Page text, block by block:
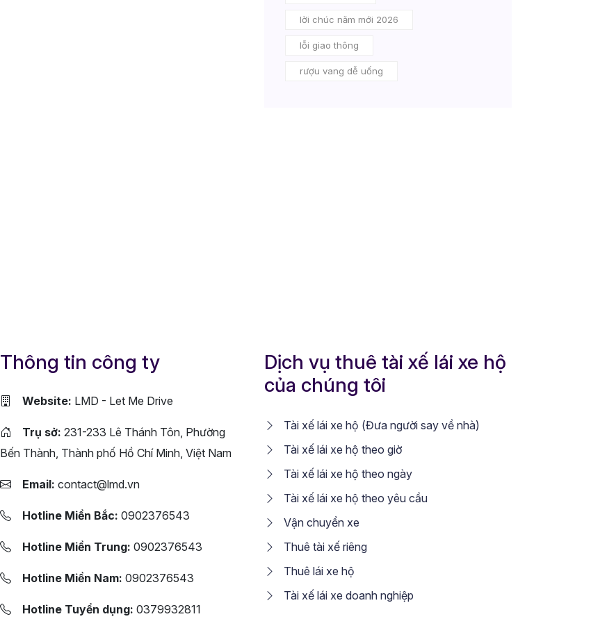
lời chúc năm mới 2026
lỗi giao thông
rượu vang dễ uống
Thông tin công ty
Website: LMD - Let Me Drive
Trụ sở: 231-233 Lê Thánh Tôn, Phường
Bến Thành, Thành phố Hồ Chí Minh, Việt Nam
Email: contact@lmd.vn
Hotline Miền Bắc: 0902376543
Hotline Miền Trung: 0902376543
Hotline Miền Nam: 0902376543
Hotline Tuyển dụng: 0379932811
Dịch vụ thuê tài xế lái xe hộ
của chúng tôi
Tài xế lái xe hộ (Đưa người say về nhà)
Tài xế lái xe hộ theo giờ
Tài xế lái xe hộ theo ngày
Tài xế lái xe hộ theo yêu cầu
Vận chuyển xe
Thuê tài xế riêng
Thuê lái xe hộ
Tài xế lái xe doanh nghiệp